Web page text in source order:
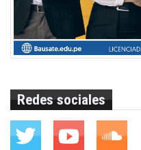
Redes sociales